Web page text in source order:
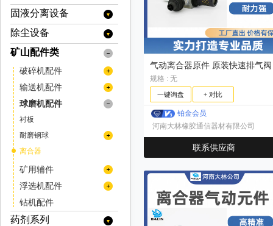
矿用绞车
装岩机
装载机
运输设备
牵引车
矿用自卸车
铲运机
井下专用人员运输车
井下运矿卡车
翻斗式矿车
拱架安装车
支护设备
喷浆设备
混凝土喷浆机组
掘进设备
扒渣机
撬毛台车
掘进凿岩台车
矿山安全设备
传感器
灭火系统
压通排设备
风机
空压机
矿用钻机
液压钻机
潜孔钻机
凿岩台车
凿岩机
顶锤钻车（机）
天井钻机
采矿辅件类
车桥
车用减速机
变速箱
传动轴
阀类
线缆
挖掘机/装载机配件
旋流器
浓缩旋流器
螺旋分级机
分选机
预选机
浮选设备
充气式浮选机
浮选柱
矿浆搅拌槽
药剂搅拌槽
自动取样机
其他浮选机
烘干设备
烘干机(转筒干燥机)
电选设备
分级机
气流分级机
立式气流分级机
多级气流分级机
破碎设备
冲击式破碎机
反击式破碎机
圆锥破碎机
旋回破碎机
颚式破碎机
复摆型颚式破碎机
锤式破碎机
单段锤式破碎机
高效锤式破碎机
辊式破碎机
单齿辊破碎机
对（双）辊破碎机
四辊破碎机
料口破岩机
磁选设备
除铁器
带式电磁除铁器
干式电磁除铁器
手动式永磁除铁器
自卸式永磁除铁器
风冷式电磁除铁器
永磁除铁器
磁选机
电磁磁选机
干式强磁场磁选机
湿式强磁场磁选机
高梯度磁选机
金属探测仪
品位提升机
脱磁器
尾矿回收机
磨矿设备
半自磨机
棒磨机
球磨机
溢流型球磨机
格子型球磨机
湿式球磨机
干式球磨机
磨粉机
雷蒙磨粉机
高压辊磨机
加球机
辊压机
筛分设备
圆振动筛
圆振动筛/圆振筛
摇摆筛
滚筒筛
直线振动筛
直线振动筛/直线筛
脱水振动筛
脱水振动筛/脱水筛
螺旋筛
重型筛
给料设备
圆盘给料机
带式给料机
板式给料机
重型板式给料机
轻型板式给料机
振动给料机
输送设备
刮板输送机
渣浆泵
重型渣浆泵
压滤机渣浆泵
陶瓷渣浆泵
皮带输送机
移动式输送机
带式移动输送机
螺旋输送机
重选设备
摇床
螺旋溜槽
跳汰机
电控设备
液压站
智能系统
洗矿设备
洗矿机
螺旋洗矿机
移动破碎站
履带式移动破碎站
履带式颚式移动破碎站
制砂机（冲击破）
立轴式破碎机
螺旋洗砂机
轮式洗沙机（叶轮洗砂机）
细砂回收机
固液分离设备
浓缩设备
浓密机
深锥浓缩机
脱水设备
过滤设备
真空带式压滤机
带式过滤机
陶瓷真空过滤机
除尘设备
静电除尘
布袋除尘器
湿式降尘器
干式除尘器
矿山配件类
破碎机配件
反击式破碎机配件
反击板
板锤
圆锥破碎机配件
机架
调整环
衬板
铜套
其他
旋回破碎机配件
锤式破碎机配件
颚式破碎机配件
动颚
输送机配件
输送带
托辊
减速机
球磨机配件
衬板
耐磨钢球
锻造钢球
高锰钢球
离合器
矿用辅件
筛网
聚氨酯筛网
橡胶筛网
轴承
其他矿用辅件
浮选机配件
定子/转子
钻机配件
药剂系列
气动离合器原件 原装快速排气阀
规格 : 无
一键询盘 + 对比
铂金会员
河南大林橡胶通信器材有限公司
联系供应商